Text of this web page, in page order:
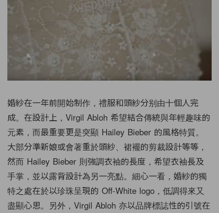
婚紗在一年前開始制作，禮服和頭紗分别由十個人完
成。在設計上，Virgil Abloh 希望結合傳統與年輕趣味的
元素，而最重要更是突顯 Hailey Bieber 的風格特質。
大部分準新娘或會著重於頭紗、裙襬的剪裁設計等等，
然而 Hailey Bieber 則強調衣袖的長度，希望衣袖長及
手掌，並以露背設計為另一亮點。細心一看，婚紗的獨
特之處在於以珍珠呈現的 Off-White logo，低調得來又
盡顯心思。另外，Virgil Abloh 亦以品牌標誌性的引號在